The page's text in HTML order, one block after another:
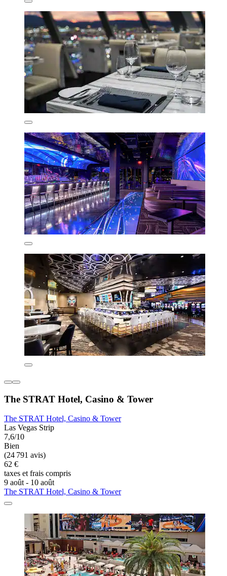
The STRAT Hotel, Casino & Tower
The STRAT Hotel, Casino & Tower
Las Vegas Strip
7,6/10
Bien
(24 791 avis)
62 €
taxes et frais compris
9 août - 10 août
The STRAT Hotel, Casino & Tower